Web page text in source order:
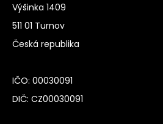
Výšinka 1409
511 01 Turnov
Česká republika
IČO: 00030091
DIČ: CZ00030091